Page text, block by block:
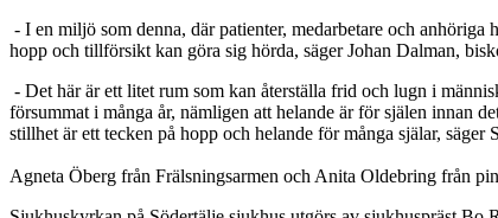
- I en miljö som denna, där patienter, medarbetare och
hopp och tillförsikt kan göra sig hörda, säger Johan Dalman,
- Det här är ett litet rum som kan återställa frid och lugn i
försummat i många år, nämligen att helande är för själen innan
stillhet är ett tecken på hopp och helande för många själar,
Agneta Öberg från Frälsningsarmen och Anita Oldebring från